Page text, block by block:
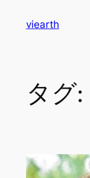
viearth
タグ: